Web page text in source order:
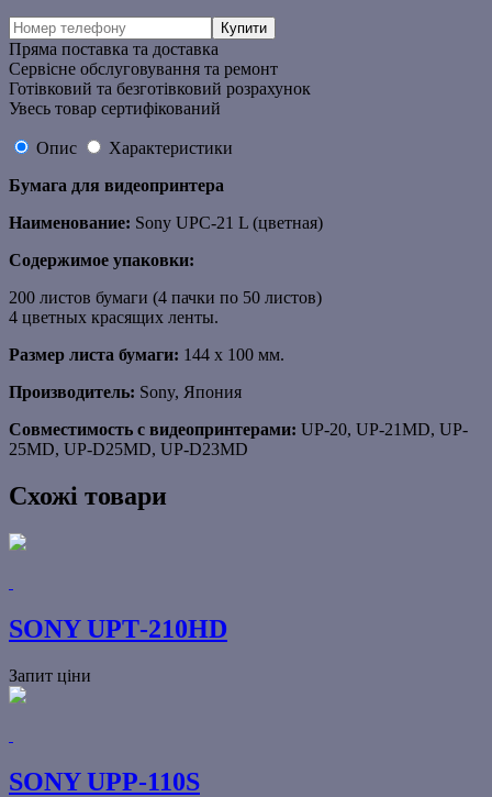
Пряма поставка та доставка
Сервісне обслуговування та ремонт
Готівковий та безготівковий розрахунок
Увесь товар сертифікований
Опис
Характеристики
Бумага для видеопринтера
Наименование: Sony UPC-21 L (цветная)
Содержимое упаковки:
200 листов бумаги (4 пачки по 50 листов)
4 цветных красящих ленты.
Размер листа бумаги: 144 х 100 мм.
Производитель: Sony, Япония
Совместимость с видеопринтерами: UP-20, UP-21MD, UP-
25MD, UP-D25MD, UP-D23MD
Схожі товари
SONY UPТ-210HD
Запит ціни
SONY UPP-110S